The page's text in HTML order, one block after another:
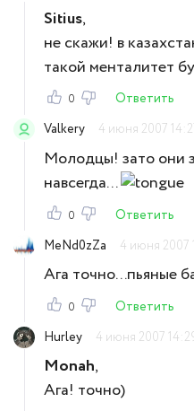
Sitius,
не скажи! в
такой менталитет
0
Ответить
Valkery
4 июня 2007
Молодцы! зато они
навсегда...
0
Ответить
MeNd0zZa
4 июня 2007
Ага точно...пьяные
0
Ответить
Hurley
4 июня 2007
Monah,
Ага! точно)